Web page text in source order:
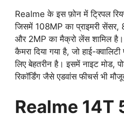
Realme के इस फ़ोन में ट्रिपल
जिसमें 108MP का प्राइमरी
और 2MP का मैक्रो लेंस शामिल
कैमरा दिया गया है, जो हाई-
लिए बेहतरीन है। इसमें नाइट मोड,
रिकॉर्डिंग जैसे एडवांस फीचर्स भी
Realme 14T